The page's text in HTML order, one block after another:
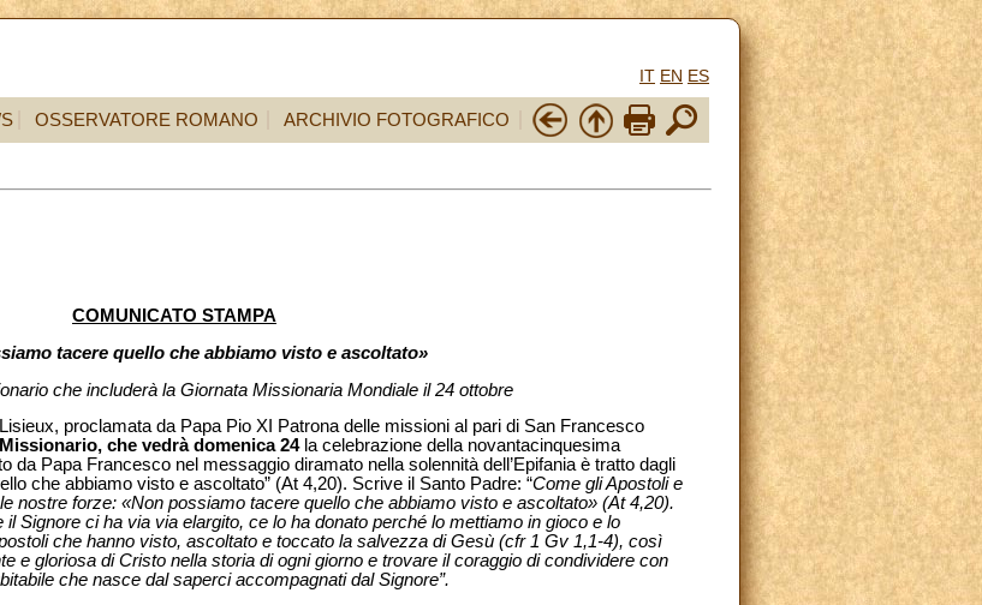
IT EN ES
OSSERVATORE ROMANO ARCHIVIO FOTOGRAFICO
COMUNICATO STAMPA
tacere quello che abbiamo visto e ascoltato»
che includerà la Giornata Missionaria Mondiale il 24 ottobre
proclamata da Papa Pio XI Patrona delle missioni al pari di San Francesco
che vedrà domenica 24 la celebrazione della novantacinquesima
da Papa Francesco nel messaggio diramato nella solennità dell’Epifania è tratto dagli
che abbiamo visto e ascoltato” (At 4,20). Scrive il Santo Padre: “Come gli Apostoli e
nostre forze: «Non possiamo tacere quello che abbiamo visto e ascoltato» (At 4,20).
Signore ci ha via via elargito, ce lo ha donato perché lo mettiamo in gioco e lo
che hanno visto, ascoltato e toccato la salvezza di Gesù (cfr 1 Gv 1,1-4), così
e gloriosa di Cristo nella storia di ogni giorno e trovare il coraggio di condividere con
che nasce dal saperci accompagnati dal Signore”.